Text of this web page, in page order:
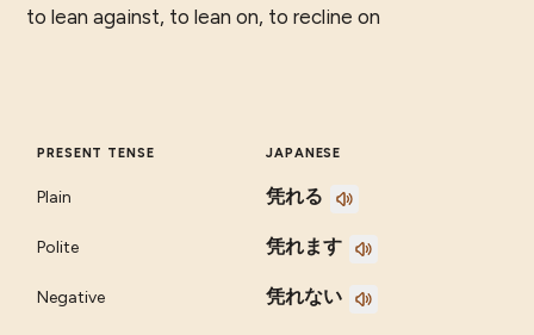
to lean against, to lean on, to recline on
PRESENT TENSE JAPANESE
Plain 凭れる
Polite 凭れます
Negative 凭れない